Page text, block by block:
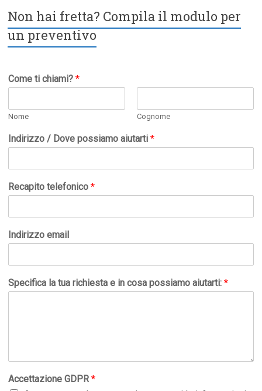
Non hai fretta? Compila il modulo per
un preventivo
Come ti chiami?*
Nome Cognome
Indirizzo / Dove possiamo aiutarti*
Recapito telefonico*
Indirizzo email
Specifica la tua richiesta e in cosa possiamo aiutarti:*
Accettazione GDPR*